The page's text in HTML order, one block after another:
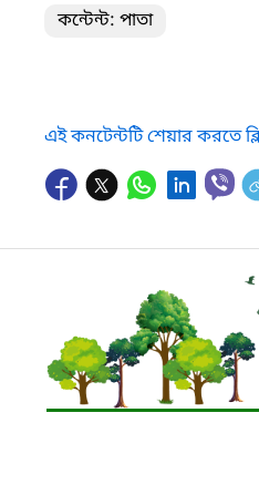
কন্টেন্ট: পাতা
এই কনটেন্টটি শেয়ার করতে